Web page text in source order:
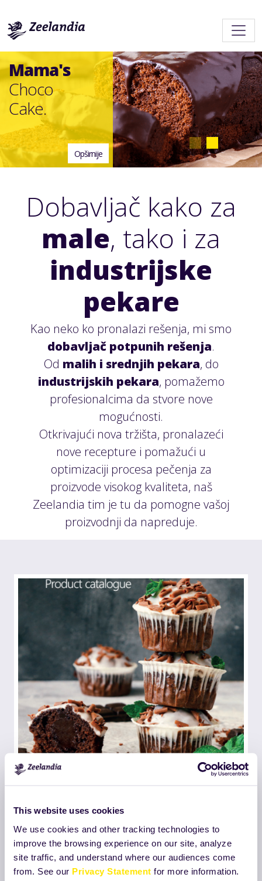
This website uses cookies
We use cookies and other tracking technologies to
improve the browsing experience on our site, analyze
site traffic, and understand where our audiences come
from. See our Privacy Statement for more information.
Mama's
Choco
Cake.
Opširnije
Dobavljač kako za
male, tako i za
industrijske
pekare
Kao neko ko pronalazi rešenja, mi smo
dobavljač potpunih rešenja.
Od malih i srednjih pekara, do
industrijskih pekara, pomažemo
profesionalcima da stvore nove
mogućnosti.
Otkrivajući nova tržišta, pronalazeći
nove recepture i pomažući u
optimizaciji procesa pečenja za
proizvode visokog kvaliteta, naš
Zeelandia tim je tu da pomogne vašoj
proizvodnji da napreduje.
Katalog